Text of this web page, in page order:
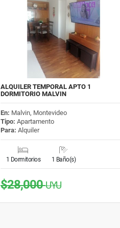
ALQUILER TEMPORAL APTO 1
DORMITORIO MALVIN
En: Malvin, Montevideo
Tipo: Apartamento
Para: Alquiler
1 Dormitorios 1 Baño(s)
$28,000UYU